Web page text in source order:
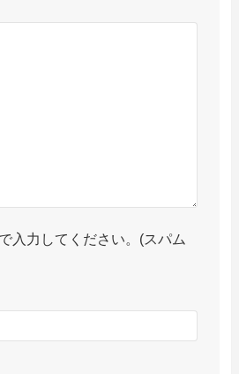
入力してください。(スパム